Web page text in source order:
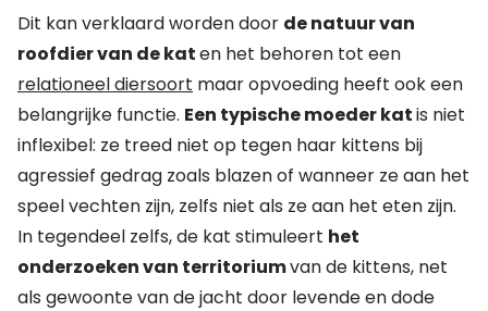
Dit kan verklaard worden door de natuur van
roofdier van de katen het behoren tot een
relationeel diersoort maar opvoeding heeft ook een
belangrijke functie. Een typische moeder katis niet
inflexibel: ze treed niet op tegen haar kittens bij
agressief gedrag zoals blazen of wanneer ze aan het
speel vechten zijn, zelfs niet als ze aan het eten zijn.
In tegendeel zelfs, de kat stimuleert het
onderzoeken van territoriumvan de kittens, net
als gewoonte van de jacht door levende en dode